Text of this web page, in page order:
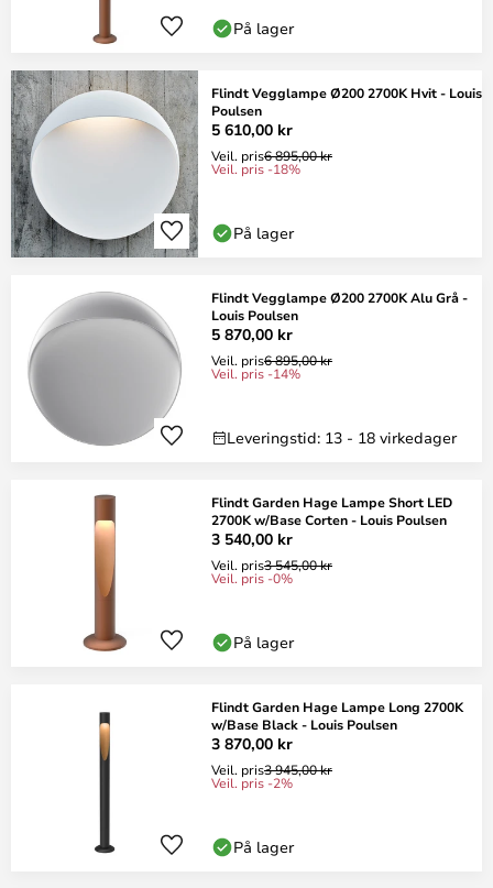
På lager
Flindt Vegglampe Ø200 2700K Hvit - Louis
Poulsen
5 610,00 kr
Veil. pris6 895,00 kr
Veil. pris -18%
På lager
Flindt Vegglampe Ø200 2700K Alu Grå -
Louis Poulsen
5 870,00 kr
Veil. pris6 895,00 kr
Veil. pris -14%
Leveringstid: 13 - 18 virkedager
Flindt Garden Hage Lampe Short LED
2700K w/Base Corten - Louis Poulsen
3 540,00 kr
Veil. pris3 545,00 kr
Veil. pris -0%
På lager
Flindt Garden Hage Lampe Long 2700K
w/Base Black - Louis Poulsen
3 870,00 kr
Veil. pris3 945,00 kr
Veil. pris -2%
På lager